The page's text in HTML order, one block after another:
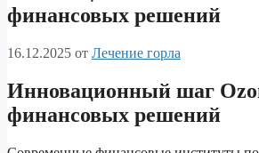
финансовых решений
16.12.2025 от Лечение горла
Инновационный шаг
финансовых решений